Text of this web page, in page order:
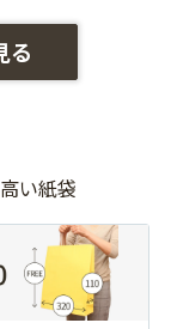
る
い紙袋